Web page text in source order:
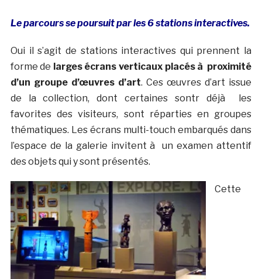
Le parcours se poursuit par les 6 stations interactives.
Oui il s’agit de stations interactives qui prennent la
forme de larges écrans verticaux placés à proximité
d’un groupe d’œuvres d’art. Ces œuvres d’art issue
de la collection, dont certaines sontr déjà les
favorites des visiteurs, sont réparties en groupes
thématiques. Les écrans multi-touch embarqués dans
l’espace de la galerie invitent à un examen attentif
des objets qui y sont présentés.
Cette